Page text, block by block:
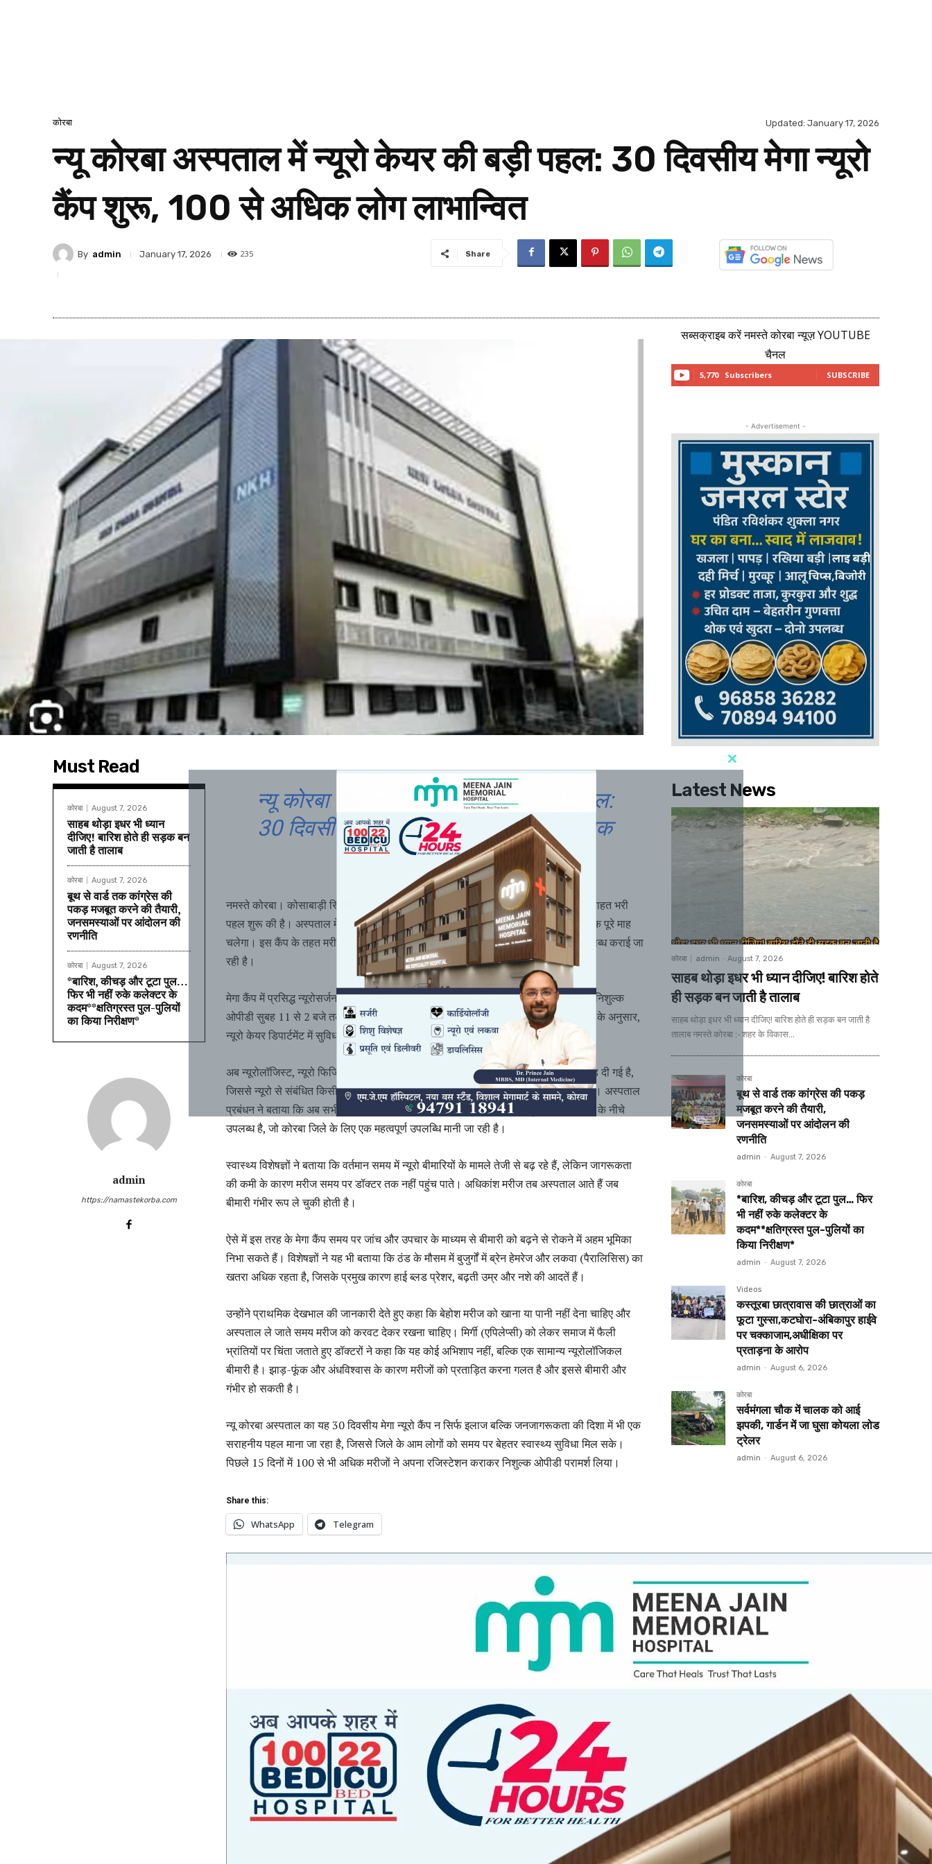
कोरबा Updated: January 17, 2026
न्यू कोरबा अस्पताल में न्यूरो केयर की बड़ी पहल: 30 दिवसीय मेगा न्यूरो
कैंप शुरू, 100 से अधिक लोग लाभान्वित
By admin January 17, 2026 235 Share
Must Read
कोरबा August 7, 2026
साहब थोड़ा इधर भी ध्यान
दीजिए! बारिश होते ही सड़क बन
जाती है तालाब
कोरबा August 7, 2026
बूथ से वार्ड तक कांग्रेस की
पकड़ मजबूत करने की तैयारी,
जनसमस्याओं पर आंदोलन की
रणनीति
कोरबा August 7, 2026
*बारिश, कीचड़ और टूटा पुल…
फिर भी नहीं रुके कलेक्टर के
कदम**क्षतिग्रस्त पुल-पुलियों
का किया निरीक्षण*
admin
https://namastekorba.com
न्यू कोरबा अस्पताल में न्यूरो केयर की बड़ी पहल:
30 दिवसीय मेगा न्यूरो कैंप शुरू, 100 से अधिक
लोग लाभान्वित
नमस्ते कोरबा। कोसाबाड़ी स्थित न्यू कोरबा अस्पताल में न्यूरो संबंधी मरीजों के लिए एक बड़ी और राहत भरी
पहल शुरू की है। अस्पताल में 30 दिवसीय मेगा न्यूरो कैंप की शुरुआत की गई है, जो 31 जनवरी तक पूरे माह
चलेगा। इस कैंप के तहत मरीजों को न्यूरो परामर्श निशुल्क एवं आवश्यक जांच में अधिकतम छूट उपलब्ध कराई जा
रही है।
मेगा कैंप में प्रसिद्ध न्यूरोसर्जन डॉ. शिवानी प्रगदा एवं न्यूरोलॉजिस्ट डॉ. मनीष गोयल द्वारा प्रतिदिन निशुल्क
ओपीडी सुबह 11 से 2 बजे तक व शाम 6 से 8 बजे तक परामर्श दिया जा रहा है। अस्पताल प्रबंधन के अनुसार,
न्यूरो केयर डिपार्टमेंट में सुविधाओं के विस्तार की लंबे समय से आवश्यकता महसूस की जा रही थी।
अब न्यूरोलॉजिस्ट, न्यूरो फिजियोथैरेपिस्ट, न्यूरोसर्जन के साथ न्यूरो साइकाइट्री की सुविधा भी जोड़ दी गई है,
जिससे न्यूरो से संबंधित किसी भी आवश्यकता वाले मरीजों को इलाज के लिए बाहर नहीं जाना पड़ेगा। अस्पताल
प्रबंधन ने बताया कि अब सभी न्यूरो जांच, परामर्श, फिजियोथेरेपी और सर्जरी की सुविधा एक ही छत के नीचे
उपलब्ध है, जो कोरबा जिले के लिए एक महत्वपूर्ण उपलब्धि मानी जा रही है।
स्वास्थ्य विशेषज्ञों ने बताया कि वर्तमान समय में न्यूरो बीमारियों के मामले तेजी से बढ़ रहे हैं, लेकिन जागरूकता
की कमी के कारण मरीज समय पर डॉक्टर तक नहीं पहुंच पाते। अधिकांश मरीज तब अस्पताल आते हैं जब
बीमारी गंभीर रूप ले चुकी होती है।
ऐसे में इस तरह के मेगा कैंप समय पर जांच और उपचार के माध्यम से बीमारी को बढ़ने से रोकने में अहम भूमिका
निभा सकते हैं। विशेषज्ञों ने यह भी बताया कि ठंड के मौसम में बुजुर्गों में ब्रेन हेमरेज और लकवा (पैरालिसिस) का
खतरा अधिक रहता है, जिसके प्रमुख कारण हाई ब्लड प्रेशर, बढ़ती उम्र और नशे की आदतें हैं।
उन्होंने प्राथमिक देखभाल की जानकारी देते हुए कहा कि बेहोश मरीज को खाना या पानी नहीं देना चाहिए और
अस्पताल ले जाते समय मरीज को करवट देकर रखना चाहिए। मिर्गी (एपिलेप्सी) को लेकर समाज में फैली
भ्रांतियों पर चिंता जताते हुए डॉक्टरों ने कहा कि यह कोई अभिशाप नहीं, बल्कि एक सामान्य न्यूरोलॉजिकल
बीमारी है। झाड़-फूंक और अंधविश्वास के कारण मरीजों को प्रताड़ित करना गलत है और इससे बीमारी और
गंभीर हो सकती है।
न्यू कोरबा अस्पताल का यह 30 दिवसीय मेगा न्यूरो कैंप न सिर्फ इलाज बल्कि जनजागरूकता की दिशा में भी एक
सराहनीय पहल माना जा रहा है, जिससे जिले के आम लोगों को समय पर बेहतर स्वास्थ्य सुविधा मिल सके।
पिछले 15 दिनों में 100 से भी अधिक मरीजों ने अपना रजिस्टेशन कराकर निशुल्क ओपीडी परामर्श लिया।
Share this:
WhatsApp Telegram
सब्सक्राइब करें नमस्ते कोरबा न्यूज़ YOUTUBE
चैनल
5,770 Subscribers SUBSCRIBE
- Advertisement -
Latest News
कोरबा admin August 7, 2026
साहब थोड़ा इधर भी ध्यान दीजिए! बारिश होते
ही सड़क बन जाती है तालाब
साहब थोड़ा इधर भी ध्यान दीजिए! बारिश होते ही सड़क बन जाती है
तालाब नमस्ते कोरबा :- शहर के विकास...
कोरबा
बूथ से वार्ड तक कांग्रेस की पकड़
मजबूत करने की तैयारी,
जनसमस्याओं पर आंदोलन की
रणनीति
admin - August 7, 2026
कोरबा
*बारिश, कीचड़ और टूटा पुल… फिर
भी नहीं रुके कलेक्टर के
कदम**क्षतिग्रस्त पुल-पुलियों का
किया निरीक्षण*
admin - August 7, 2026
Videos
कस्तूरबा छात्रावास की छात्राओं का
फूटा गुस्सा,कटघोरा-अंबिकापुर हाईवे
पर चक्काजाम,अधीक्षिका पर
प्रताड़ना के आरोप
admin - August 6, 2026
कोरबा
सर्वमंगला चौक में चालक को आई
झपकी, गार्डन में जा घुसा कोयला लोड
ट्रेलर
admin - August 6, 2026